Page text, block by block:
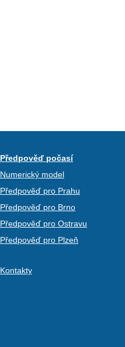
Předpověď počasí
Numerický model
Předpověď pro Prahu
Předpověď pro Brno
Předpověď pro Ostravu
Předpověď pro Plzeň
Kontakty